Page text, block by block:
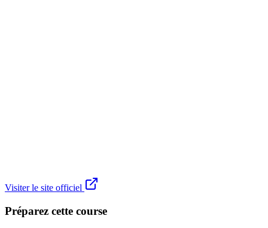
Visiter le site officiel
Préparez cette course